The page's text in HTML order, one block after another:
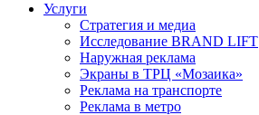
Услуги
Стратегия и медиа
Исследование BRAND LIFT
Наружная реклама
Экраны в ТРЦ «Мозаика»
Реклама на транспорте
Реклама в метро